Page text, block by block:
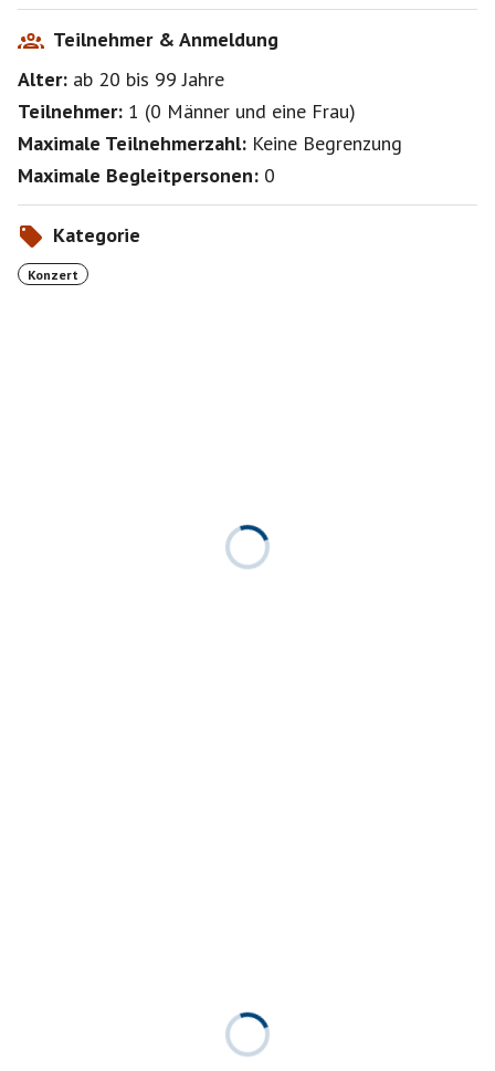
Teilnehmer & Anmeldung
Alter: ab 20 bis 99Jahre
Teilnehmer: 1 (0 Männer und eine Frau)
Maximale Teilnehmerzahl: Keine Begrenzung
Maximale Begleitpersonen: 0
Kategorie
Konzert